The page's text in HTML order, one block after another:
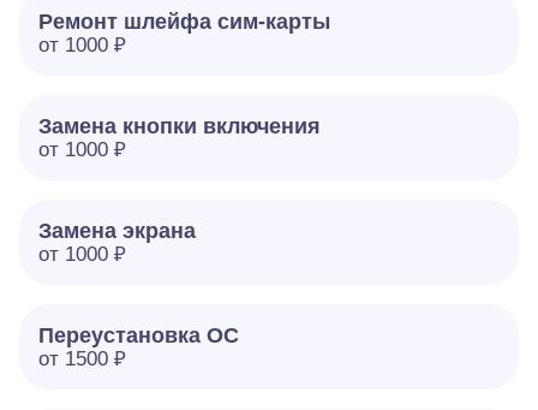
Ремонт шлейфа сим-карты
от 1000 ₽
Замена кнопки включения
от 1000 ₽
Замена экрана
от 1000 ₽
Переустановка ОС
от 1500 ₽